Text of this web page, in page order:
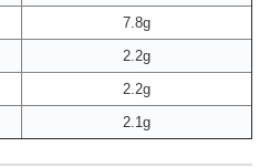
7.8g
2.2g
2.2g
2.1g